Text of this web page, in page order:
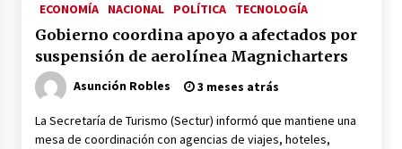
Cae operador financiero del Cártel del Noreste
en Mérida; incautan 15 autos de lujo
3 semanas atrás
Detienen a funcionario por presunto homicidio
del periodista Josué Martínez
ECONOMÍA NACIONAL POLÍTICA TECNOLOGÍA
Gobierno coordina apoyo a afectados por
suspensión de aerolínea Magnicharters
Asunción Robles 3 meses atrás
La Secretaría de Turismo (Sectur) informó que mantiene una
mesa de coordinación con agencias de viajes, hoteles,